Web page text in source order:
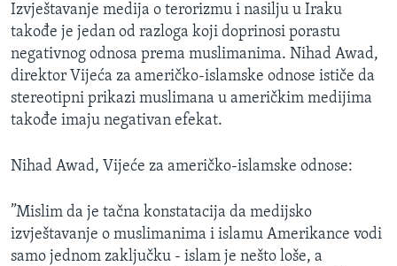
Izvještavanje medija o terorizmu i nasilju u Iraku
takođe je jedan od razloga koji doprinosi porastu
negativnog odnosa prema muslimanima. Nihad Awad,
direktor Vijeća za američko-islamske odnose ističe da
stereotipni prikazi muslimana u američkim medijima
takođe imaju negativan efekat.
Nihad Awad, Vijeće za američko-islamske odnose:
”Mislim da je tačna konstatacija da medijsko
izvještavanje o muslimanima i islamu Amerikance vodi
samo jednom zaključku - islam je nešto loše, a